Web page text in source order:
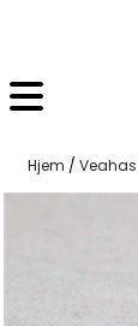
Hjem /